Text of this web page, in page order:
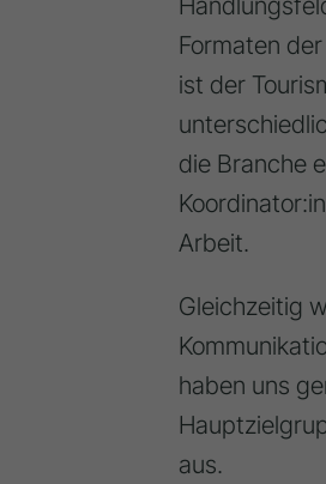
Formaten
ist der
die Branche
Arbeit.
Gleichzeitig
haben uns
aus.